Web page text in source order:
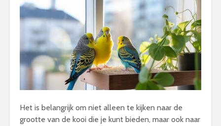
Het is belangrijk om niet alleen te kijken naar de
grootte van de kooi die je kunt bieden, maar ook naar